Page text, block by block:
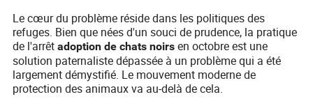
Le cœur du problème réside dans les politiques des
refuges. Bien que nées d'un souci de prudence, la pratique
de l'arrêtadoption de chats noirs en octobre est une
solution paternaliste dépassée à un problème qui a été
largement démystifié. Le mouvement moderne de
protection des animaux va au-delà de cela.